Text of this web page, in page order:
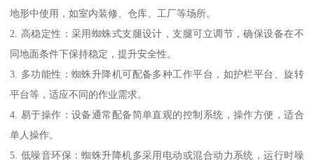
地形中使用，如室内装修、仓库、工厂等场所。
2. 高稳定性：采用蜘蛛式支腿设计，支腿可立调节，确保设备在不
同地面条件下保持稳定，提升安全性。
3. 多功能性：蜘蛛升降机可配备多种工作平台，如护栏平台、旋转
平台等，适应不同的作业需求。
4. 易于操作：设备通常配备简单直观的控制系统，操作方便，适合
单人操作。
5. 低噪音环保：蜘蛛升降机多采用电动或混合动力系统，运行时噪